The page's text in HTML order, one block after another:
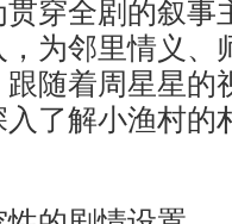
穿全剧的叙事
为邻里情义、
随着周星星的
了解小渔村的